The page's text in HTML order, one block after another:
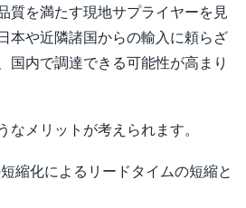
質を満たす現地サプライヤーを見
本や近隣諸国からの輸入に頼らざ
国内で調達できる可能性が高まり
なメリットが考えられます。
縮化によるリードタイムの短縮と